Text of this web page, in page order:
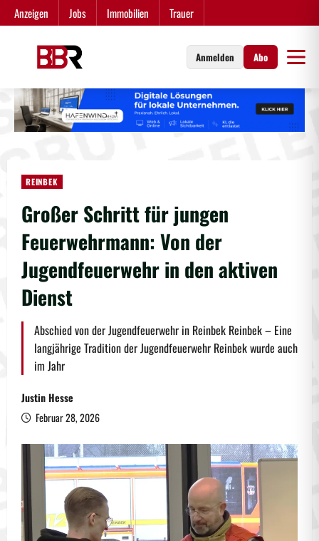
Zum
Inhalt
Anzeigen Jobs Immobilien Trauer
Anmelden Abo
REINBEK
Großer Schritt für jungen
Feuerwehrmann: Von der
Jugendfeuerwehr in den aktiven
Dienst
Abschied von der Jugendfeuerwehr in Reinbek Reinbek – Eine
langjährige Tradition der Jugendfeuerwehr Reinbek wurde auch
im Jahr
Justin Hesse
Februar 28, 2026